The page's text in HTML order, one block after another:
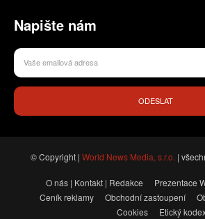
Napište nám
ODESLAT
© Copyright | World News Media, s.r.o. |
O nás | Kontakt | Redakce Prezentace
Ceník reklamy
Obchodní zastoupení
Cookies
Etický